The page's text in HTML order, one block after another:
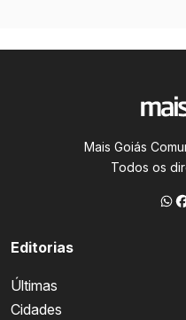
Mais Goiás
Todos os
Editorias
Últimas
Cidades